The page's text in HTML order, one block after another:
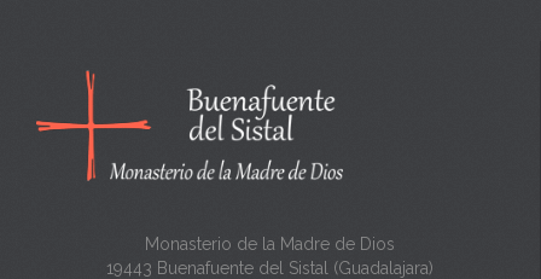
n
a
Monasterio de la Madre de Dios
19443 Buenafuente del Sistal (Guadalajara)